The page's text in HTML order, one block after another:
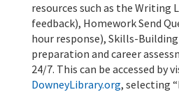
resources such as the Writing
feedback), Homework Send
hour response), Skills-
preparation and career
24/7. This can be accessed by
DowneyLibrary.org, selecting